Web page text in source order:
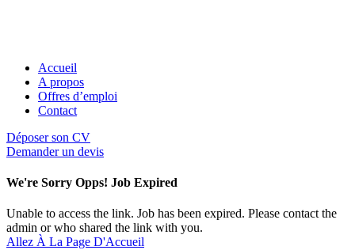
Accueil
A propos
Offres d’emploi
Contact
Déposer son CV
Demander un devis
We're Sorry Opps! Job Expired
Unable to access the link. Job has been expired. Please contact the
admin or who shared the link with you.
Allez À La Page D'Accueil